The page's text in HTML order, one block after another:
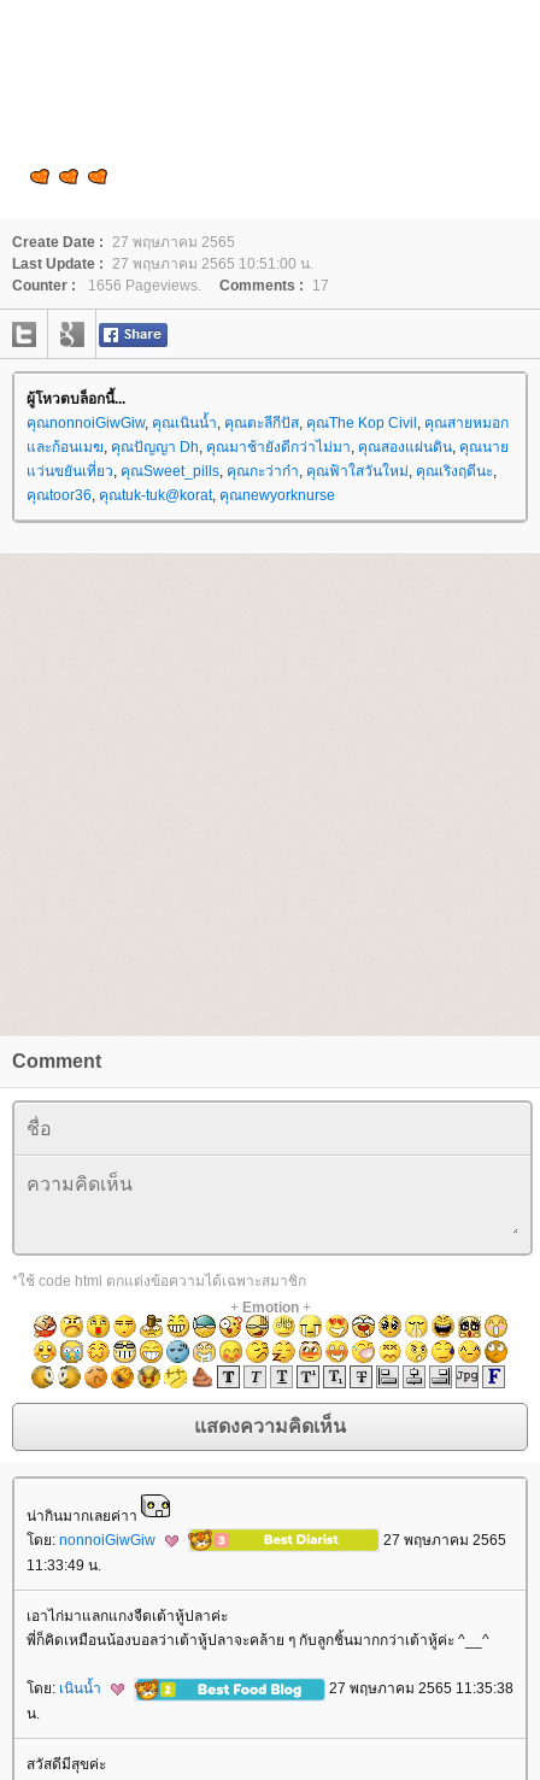
Create Date :
27 พฤษภาคม 2565
Last Update :
27 พฤษภาคม 2565 10:51:00 น.
Counter :
1656 Pageviews. Comments : 17
ผู้โหวตบล็อกนี้...
คุณnonnoiGiwGiw, คุณเนินน้ำ คุณตะลีกีปัส คุณThe Kop Civil คุณสายหมอก
ละก้อนเมฆ คุณปัญญา Dh คุณมาช้ายังดีกว่าไม่มา คุณสองแผ่นดิน คุณนา
ว่นขยันเที่ยว คุณSweet_pills คุณกะว่าก๋า คุณฟ้าใสวันใหม่ คุณเริงฤดีนะ
คุณtoor36 คุณtuk-tuk@korat, คุณnewyorknurse
Comment
*ใช้ code html ตกแต่งข้อความได้เฉพาะสมาชิก
+ Emotion+
น่ากินมากเลยค่าา
ดย: nonnoiGiwGiw
27 พฤษภาคม 2565
11:33:49 น.
เอาไก่มาแลกแกงจืดเต้าหู้ปลาค่ะ
พี่ก็คิดเหมือนน้องบอลว่าเต้าหู้ปลาจะคล้าย ๆ กับลูกชิ้นมากกว่าเต้าหู้ค่ะ ^__^
ดย: เนินน้ำ
27 พฤษภาคม 2565 11:35:38
น.
สวัสดีมีสุขค่ะ